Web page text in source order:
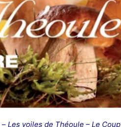
– Les voiles de Théoule – Le Coup